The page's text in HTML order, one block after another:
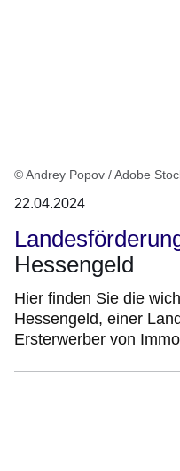
© Andrey Popov / Adobe
22.04.2024
Hessengeld
Hier finden Sie die
Hessengeld, einer
Ersterwerber von